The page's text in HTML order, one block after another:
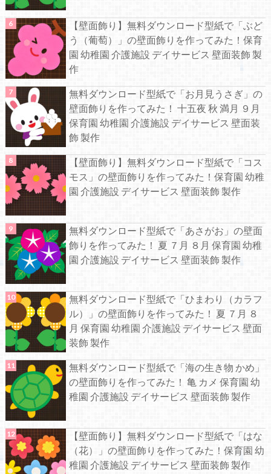
【壁面飾り】無料ダウンロード型紙で「ぶど
う（葡萄）」の壁面飾りを作ってみた！保育
園 幼稚園 介護施設 デイサービス 壁面装飾 製
作
無料ダウンロード型紙で「お月見うさぎ」の
壁面飾りを作ってみた！ 十五夜 秋 満月 ９月
保育園 幼稚園 介護施設 デイサービス 壁面装
飾 製作
【壁面飾り】無料ダウンロード型紙で「コス
モス」の壁面飾りを作ってみた！保育園 幼稚
園 介護施設 デイサービス 壁面装飾 製作
無料ダウンロード型紙で「あさがお」の壁面
飾りを作ってみた！ 夏 ７月 ８月 保育園 幼稚
園 介護施設 デイサービス 壁面装飾 製作
無料ダウンロード型紙で「ひまわり（カラフ
ル）」の壁面飾りを作ってみた！ 夏 ７月 ８
月 保育園 幼稚園 介護施設 デイサービス 壁面
装飾 製作
無料ダウンロード型紙で「海の生き物 かめ」
の壁面飾りを作ってみた！ 亀 カメ 保育園 幼
稚園 介護施設 デイサービス 壁面装飾 製作
【壁面飾り】無料ダウンロード型紙で「はな
（花）」の壁面飾りを作ってみた！保育園 幼
稚園 介護施設 デイサービス 壁面装飾 製作